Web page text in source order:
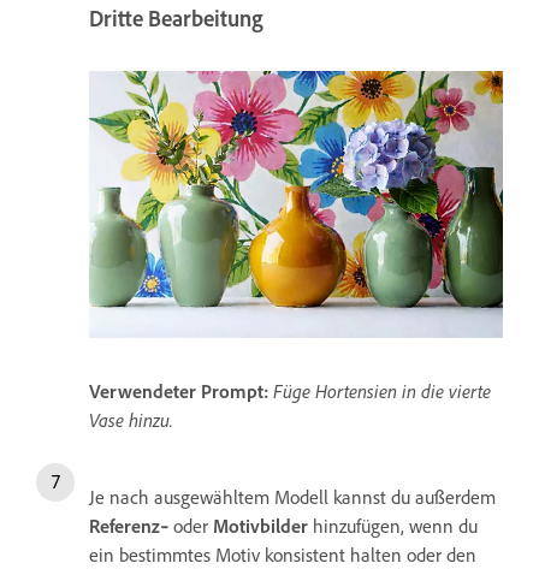
Dritte Bearbeitung
Verwendeter Prompt: Füge Hortensien in die vierte
Vase hinzu.
Je nach ausgewähltem Modell kannst du außerdem
Referenz‑ oder Motivbilder hinzufügen, wenn du
ein bestimmtes Motiv konsistent halten oder den